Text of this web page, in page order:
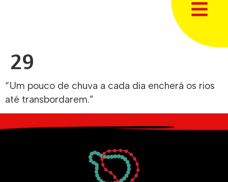
29
“Um pouco de chuva a cada dia encherá os rios
até transbordarem.”